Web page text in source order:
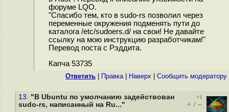
форуме LQO.
"Спасибо тем, кто в sudo-rs позволил через
переменные окружения подменять пути до
каталога /etc/sudoers.d/ на свои! Не давайте
ссылку на мою инструкцию разработчикам!"
Перевод поста с Рэддита.
Капча 53735
Ответить Правка| Наверх Cообщить модератору
13. "В Ubuntu по умолчанию задействован
sudo-rs, написанный на Ru..."
+1
+ / –